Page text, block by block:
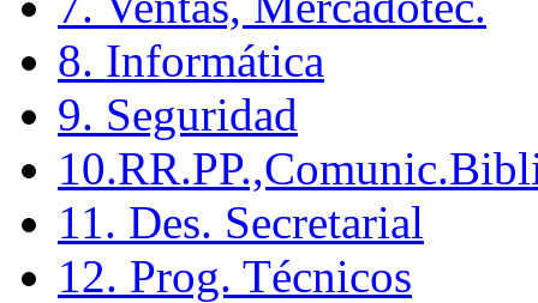
8. Informática
9. Seguridad
11. Des. Secretarial
12. Prog. Técnicos